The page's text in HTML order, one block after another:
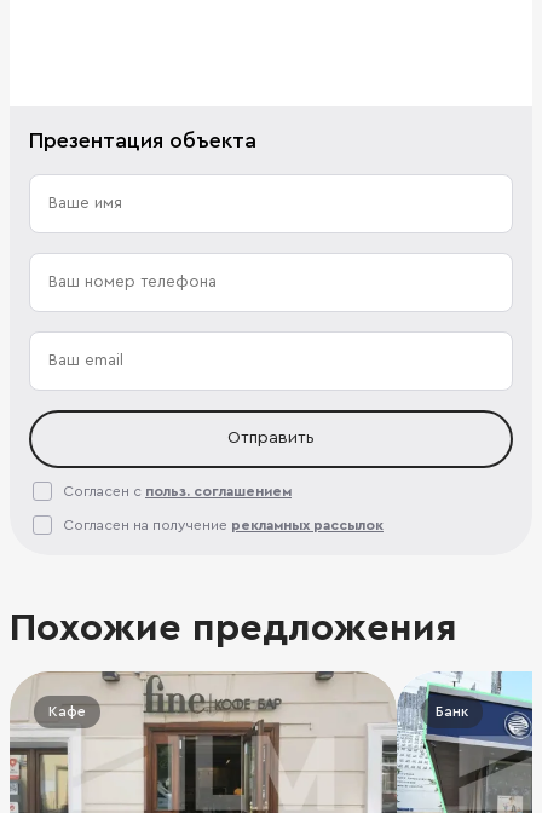
Презентация объекта
Отправить
Согласен с польз. соглашением
Согласен на получение рекламных рассылок
Похожие предложения
Кафе Банк